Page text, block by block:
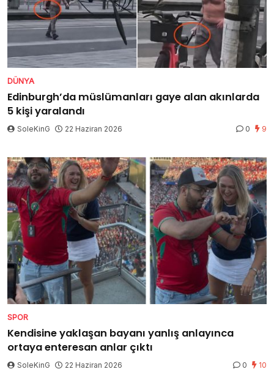
DÜNYA
Edinburgh’da müslümanları gaye alan akınlarda
5 kişi yaralandı
SoleKinG 22 Haziran 2026 0 9
SPOR
Kendisine yaklaşan bayanı yanlış anlayınca
ortaya enteresan anlar çıktı
SoleKinG 22 Haziran 2026 0 10